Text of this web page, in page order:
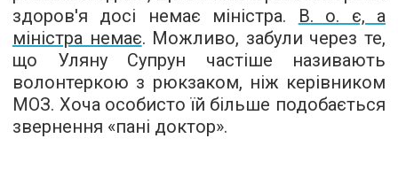
здоров'я досі немає міністра. В. о. є, а
міністра немає. Можливо, забули через те,
що Уляну Супрун частіше називають
волонтеркою з рюкзаком, ніж керівником
МОЗ. Хоча особисто їй більше подобається
звернення «пані доктор».